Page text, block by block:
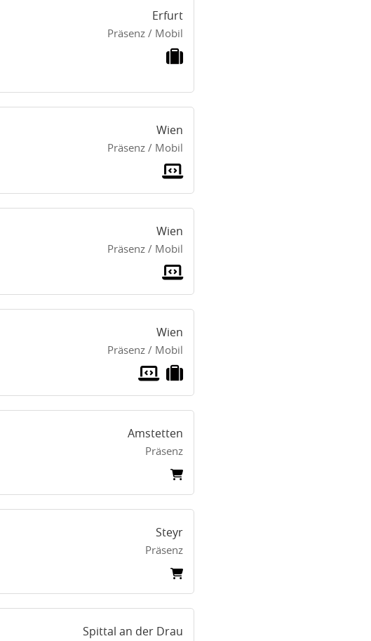
Erfurt
Präsenz / Mobil
Wien
Präsenz / Mobil
Wien
Präsenz / Mobil
Wien
Präsenz / Mobil
Amstetten
Präsenz
Steyr
Präsenz
Spittal an der Drau